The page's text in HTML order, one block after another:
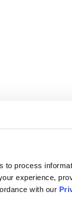
to process
experience,
with our